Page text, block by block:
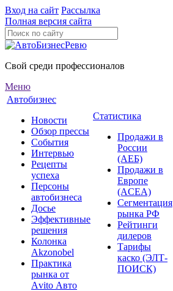
Вход на сайт Рассылка
Полная версия сайта
Свой среди профессионалов
Меню
Автобизнес
Новости
Обзор прессы
События
Интервью
Рецепты
успеха
Персоны
автобизнеса
Досье
Эффективные
решения
Колонка
Akzonobel
Практика
рынка от
Аvito Авто
Статистика
Продажи в
России
(АЕБ)
Продажи в
Европе
(ACEA)
Сегментация
рынка РФ
Рейтинги
дилеров
Тарифы
каско (ЭЛТ-
ПОИСК)